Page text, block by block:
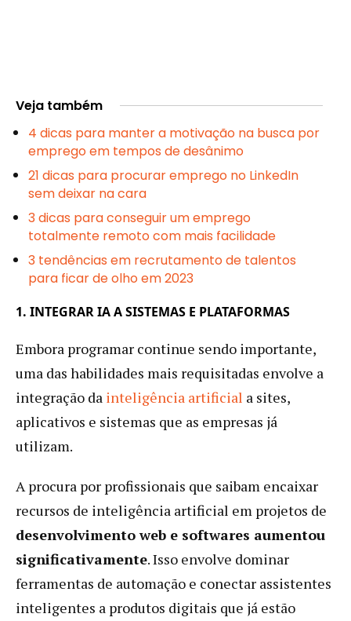
Veja também
4 dicas para manter a motivação na busca por
emprego em tempos de desânimo
21 dicas para procurar emprego no LinkedIn
sem deixar na cara
3 dicas para conseguir um emprego
totalmente remoto com mais facilidade
3 tendências em recrutamento de talentos
para ficar de olho em 2023
1. INTEGRAR IA A SISTEMAS E PLATAFORMAS
Embora programar continue sendo importante,
uma das habilidades mais requisitadas envolve a
integração da inteligência artificial a sites,
aplicativos e sistemas que as empresas já
utilizam.
A procura por profissionais que saibam encaixar
recursos de inteligência artificial em projetos de
desenvolvimento web e softwares aumentou
significativamente. Isso envolve dominar
ferramentas de automação e conectar assistentes
inteligentes a produtos digitais que já estão